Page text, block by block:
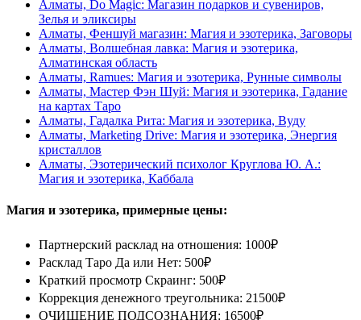
Алматы, Do Magic: Магазин подарков и сувениров,
Зелья и эликсиры
Алматы, Феншуй магазин: Магия и эзотерика, Заговоры
Алматы, Волшебная лавка: Магия и эзотерика,
Алматинская область
Алматы, Ramues: Магия и эзотерика, Рунные символы
Алматы, Мастер Фэн Шуй: Магия и эзотерика, Гадание
на картах Таро
Алматы, Гадалка Рита: Магия и эзотерика, Вуду
Алматы, Marketing Drive: Магия и эзотерика, Энергия
кристаллов
Алматы, Эзотерический психолог Круглова Ю. А.:
Магия и эзотерика, Каббала
Магия и эзотерика, примерные цены:
Партнерский расклад на отношения: 1000₽
Расклад Таро Да или Нет: 500₽
Краткий просмотр Скраинг: 500₽
Коррекция денежного треугольника: 21500₽
ОЧИЩЕНИЕ ПОДСОЗНАНИЯ: 16500₽